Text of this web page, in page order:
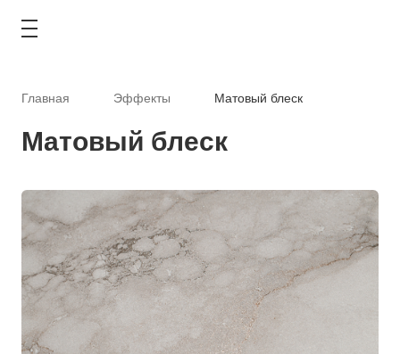
АКЦИИ
ТИПОВЫЕ РЕШЕНИЯ
ОПЛАТА И ДОСТАВКА
ГДЕ КУПИТЬ
Главная Эффекты Матовый блеск
Матовый блеск